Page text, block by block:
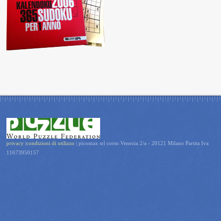
privacy |condizioni di utilizzo | picomax srl corso Venezia 2/a - 20121 Milano Partita Iva
11673950157